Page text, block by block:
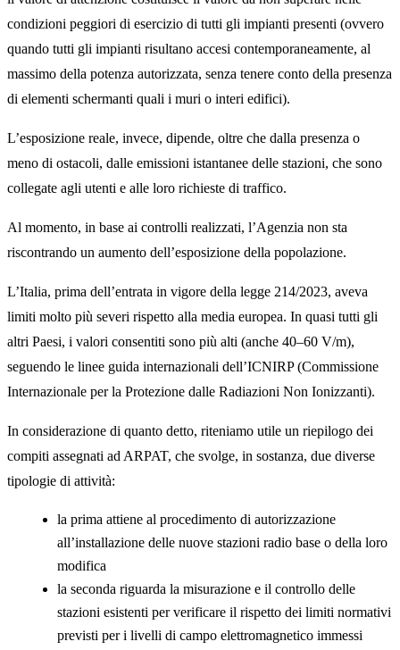
condizioni peggiori di esercizio di tutti gli impianti presenti (ovvero
quando tutti gli impianti risultano accesi contemporaneamente, al
massimo della potenza autorizzata, senza tenere conto della presenza
di elementi schermanti quali i muri o interi edifici).
L’esposizione reale, invece, dipende, oltre che dalla presenza o
meno di ostacoli, dalle emissioni istantanee delle stazioni, che sono
collegate agli utenti e alle loro richieste di traffico.
Al momento, in base ai controlli realizzati, l’Agenzia non sta
riscontrando un aumento dell’esposizione della popolazione.
L’Italia, prima dell’entrata in vigore della legge 214/2023, aveva
limiti molto più severi rispetto alla media europea. In quasi tutti gli
altri Paesi, i valori consentiti sono più alti (anche 40–60 V/m),
seguendo le linee guida internazionali dell’ICNIRP (Commissione
Internazionale per la Protezione dalle Radiazioni Non Ionizzanti).
In considerazione di quanto detto, riteniamo utile un riepilogo dei
compiti assegnati ad ARPAT, che svolge, in sostanza, due diverse
tipologie di attività:
la prima attiene al procedimento di autorizzazione
all’installazione delle nuove stazioni radio base o della loro
modifica
la seconda riguarda la misurazione e il controllo delle
stazioni esistenti per verificare il rispetto dei limiti normativi
previsti per i livelli di campo elettromagnetico immessi